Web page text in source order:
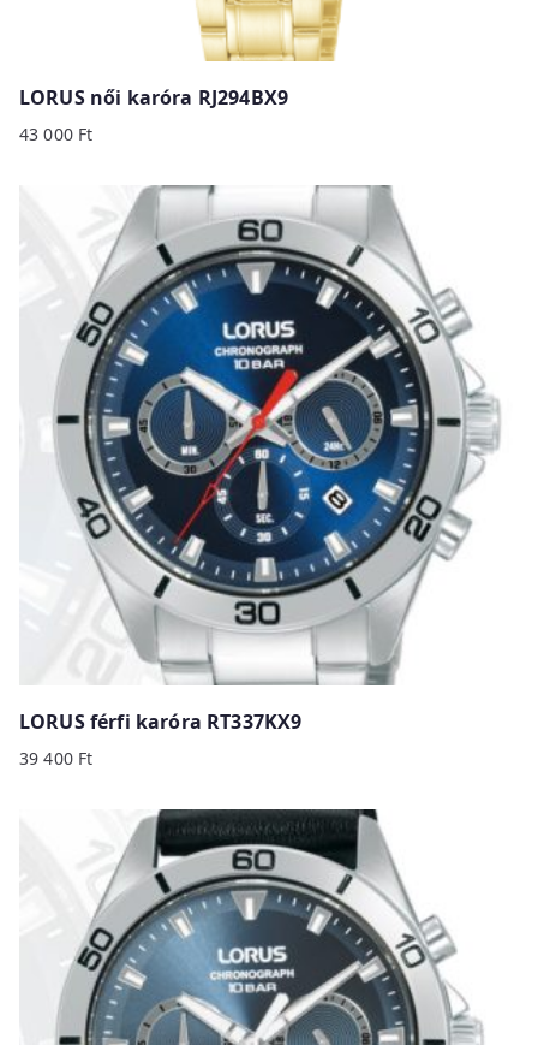
LORUS női karóra RJ294BX9
43 000 Ft
LORUS férfi karóra RT337KX9
39 400 Ft